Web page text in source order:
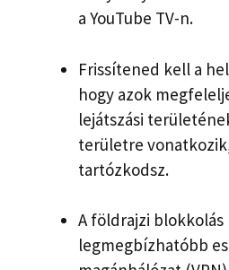
a YouTube TV-n.
Frissítened kell a
hogy azok
lejátszási
területre
tartózkodsz.
A földrajzi
legmegbízhatóbb